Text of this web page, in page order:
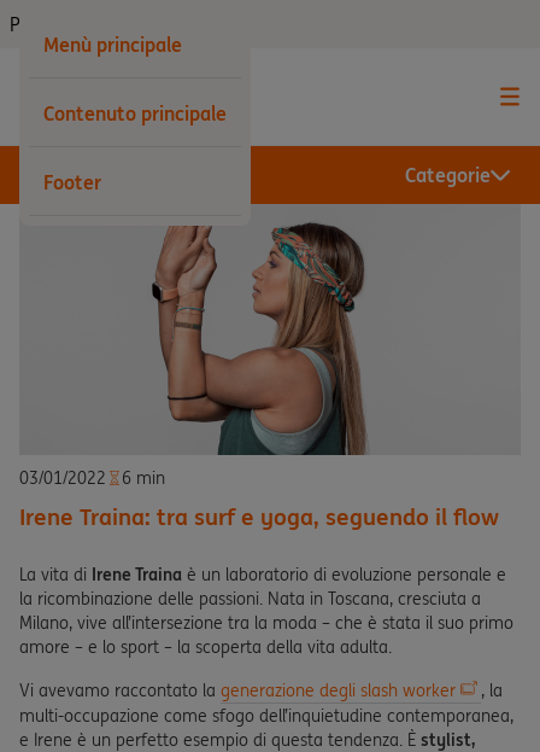
Menù principale
Contenuto principale
Footer
Privati
Categorie
03/01/2022 6 min
Irene Traina: tra surf e yoga, seguendo il flow
La vita di Irene Traina è un laboratorio di evoluzione personale e
la ricombinazione delle passioni. Nata in Toscana, cresciuta a
Milano, vive all’intersezione tra la moda – che è stata il suo primo
amore – e lo sport – la scoperta della vita adulta.
Vi avevamo raccontato la generazione degli slash worker
, la
multi-occupazione come sfogo dell’inquietudine contemporanea,
e Irene è un perfetto esempio di questa tendenza. È stylist,